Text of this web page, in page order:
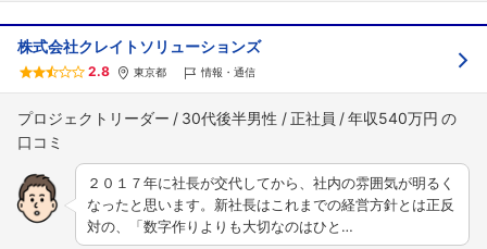
株式会社クレイトソリューションズ
2.8 東京都 情報・通信
プロジェクトリーダー 30代後半男性 正社員 年収540万円
２０１７年に社長が交代してから、社内の雰囲気が明るく
なったと思います。新社長はこれまでの経営方針とは正反
対の、「数字作りよりも大切なのはひと…